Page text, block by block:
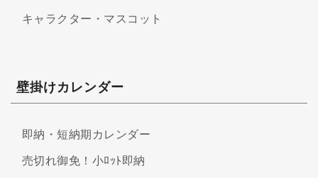
キャラクター・マスコット
壁掛けカレンダー
即納・短納期カレンダー
売切れ御免！小ﾛｯﾄ即納